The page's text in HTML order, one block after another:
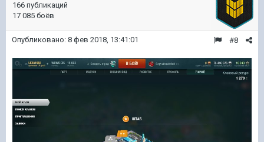
166 публикаций
17 085 боёв
#8
Опубликовано: 8 фев 2018, 13:41:01